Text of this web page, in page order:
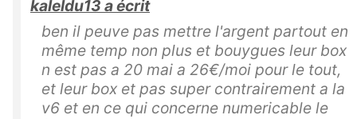
kaleldu13 a écrit
ben il peuve pas mettre l'argent partout en
même temp non plus et bouygues leur box
n est pas a 20 mai a 26€/moi pour le tout,
et leur box et pas super contrairement a la
v6 et en ce qui concerne numericable le